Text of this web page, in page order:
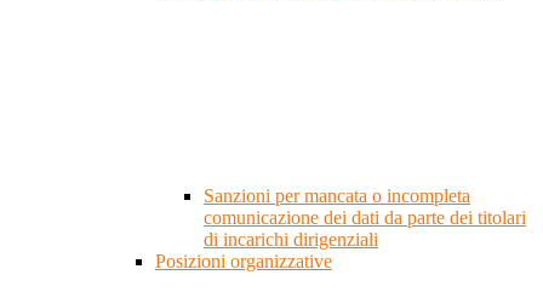
Sanzioni per mancata o incompleta
comunicazione dei dati da parte dei titolari
di incarichi dirigenziali
Posizioni organizzative